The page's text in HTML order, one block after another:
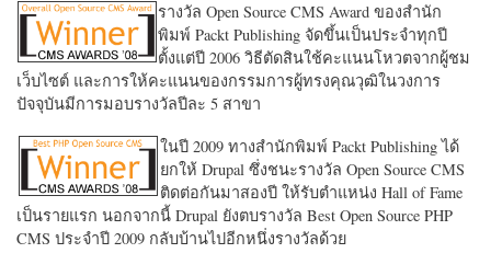
รางวัล Open Source CMS Award ของสำนัก
พิมพ์ Packt Publishing จัดขึ้นเป็นประจำทุกปี
ตั้งแต่ปี 2006 วิธีตัดสินใช้คะแนนโหวตจากผู้ชม
เว็บไซต์ และการให้คะแนนของกรรมการผู้ทรงคุณวุฒิในวงการ
ปัจจุบันมีการมอบรางวัลปีละ 5 สาขา
ในปี 2009 ทางสำนักพิมพ์ Packt Publishing ได้
ยกให้ Drupal ซึ่งชนะรางวัล Open Source CMS
ติดต่อกันมาสองปี ให้รับตำแหน่ง Hall of Fame
เป็นรายแรก นอกจากนี้ Drupal ยังตบรางวัล Best Open Source PHP
CMS ประจำปี 2009 กลับบ้านไปอีกหนึ่งรางวัลด้วย